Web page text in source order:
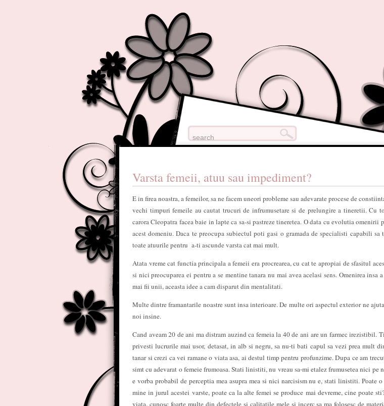
Varsta femeii, atuu sau impediment?
E in firea noastra, a femeilor, sa ne facem uneori probleme sau adevarate procese de
vechi timpuri femeile au cautat trucuri de infrumusetare si de prelungire a tineretii. Cu
carora Cleopatra facea baie in lapte ca sa-si pastreze tineretea. O data cu evolutia omenirii
acest domeniu. Daca te preocupa subiectul poti gasi o gramada de specialisti capabili sa
toate atuurile pentru a-ti ascunde varsta cat mai mult.
Atata vreme cat functia principala a femeii era procrearea, cu cat te apropiai de sfasitul
si nici preocuparea ei pentru a se mentine tanara nu mai avea acelasi sens. Omenirea
mai fii unii, aceasta idee a cam disparut din mentalitati.
Multe dintre framantarile noastre sunt insa interioare. De multe ori aspectul exterior ne
noi insine.
Cand aveam 20 de ani ma distram auzind ca femeia la 40 de ani are un farmec irezistibil.
privesti lucrurile mai usor, detasat, in alb si negru, sa nu-ti bati capul sa vezi prea mult
tanar si crezi ca vei ramane o viata asa, ai destul timp pentru profunzime. Dupa ce am
simt cu adevarat o femeie frumoasa. Stati linistiti, nu vreau sa-mi etalez frumusetea nici pe
e vorba probabil de perceptia mea asupra mea si nici narcisism nu e, stati linistiti. Poate
mine in jurul acestei varste, poate ca la alte femei se produce mai devreme, cine poate
viata, cunosc foarte multe din defectele si calitatile mele si incerc sa ma folosesc de